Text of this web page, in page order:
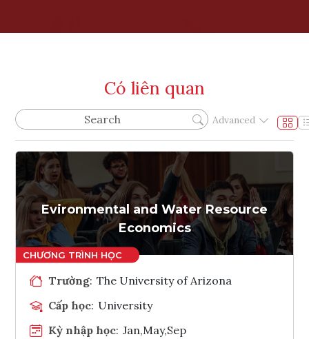
Có liên quan
Advanced
Evironmental and Water Resource
Economics
Trường: The University of Arizona
Cấp học: University
Kỳ nhập học: Jan,May,Sep